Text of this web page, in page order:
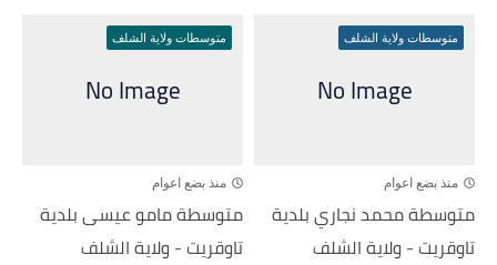
متوسطات ولاية الشلف
منذ بضع اعوام
متوسطة محمد نجاري بلدية
تاوقريت - ولاية الشلف
متوسطات ولاية الشلف
منذ بضع اعوام
متوسطة مامو عيسى بلدية
تاوقريت - ولاية الشلف